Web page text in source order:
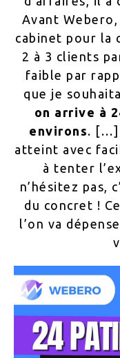
Avant
cabinet pour la
2 à 3 clients
faible par
que je
on arrive à
environs. […]
atteint avec
à tenter
n’hésitez pas,
du concret !
l’on va